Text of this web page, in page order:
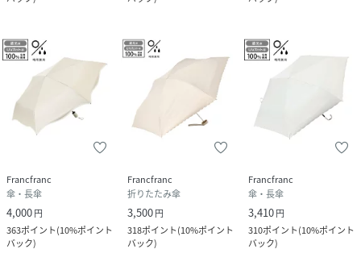
Francfranc
傘・長傘
4,000円
363ポイント(10%ポイント
バック)
Francfranc
折りたたみ傘
3,500円
318ポイント(10%ポイント
バック)
Francfranc
傘・長傘
3,410円
310ポイント(10%ポイント
バック)